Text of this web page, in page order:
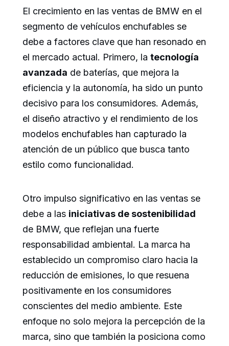
El crecimiento en las ventas de BMW en el
segmento de vehículos enchufables se
debe a factores clave que han resonado en
el mercado actual. Primero, la tecnología
avanzada de baterías, que mejora la
eficiencia y la autonomía, ha sido un punto
decisivo para los consumidores. Además,
el diseño atractivo y el rendimiento de los
modelos enchufables han capturado la
atención de un público que busca tanto
estilo como funcionalidad.
Otro impulso significativo en las ventas se
debe a las iniciativas de sostenibilidad
de BMW, que reflejan una fuerte
responsabilidad ambiental. La marca ha
establecido un compromiso claro hacia la
reducción de emisiones, lo que resuena
positivamente en los consumidores
conscientes del medio ambiente. Este
enfoque no solo mejora la percepción de la
marca, sino que también la posiciona como